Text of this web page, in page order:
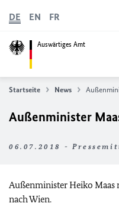
Auswärtiges Amt
DE EN FR
Startseite News
Außenminister
06.07.2018 -
Außenminister Heiko Maas
nach Wien.